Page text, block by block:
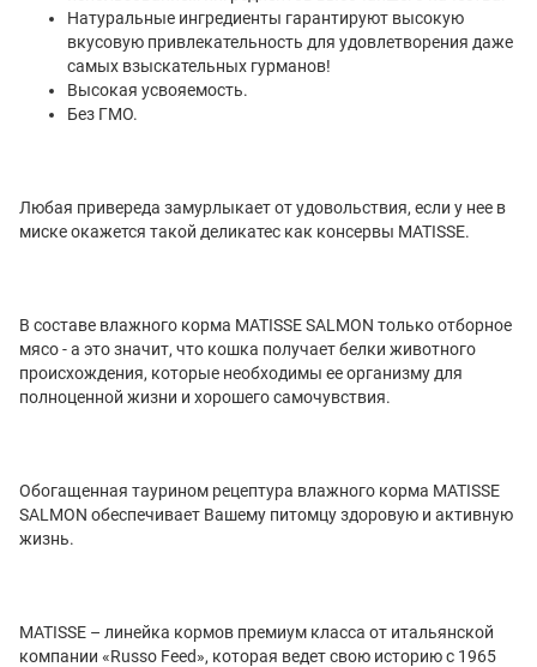
Натуральные ингредиенты гарантируют высокую
вкусовую привлекательность для удовлетворения даже
самых взыскательных гурманов!
Высокая усвояемость.
Без ГМО.
Любая привереда замурлыкает от удовольствия, если у нее в
миске окажется такой деликатес как консервы MATISSE.
В составе влажного корма MATISSESALMON только отборное
мясо - а это значит, что кошка получает белки животного
происхождения, которые необходимы ее организму для
полноценной жизни и хорошего самочувствия.
Обогащенная таурином рецептура влажного корма MATISSE
SALMON обеспечивает Вашему питомцу здоровую и активную
жизнь.
MATISSE – линейка кормов премиум класса от итальянской
компании «Russo Feed», которая ведет свою историю с 1965